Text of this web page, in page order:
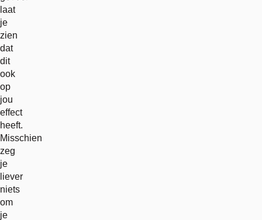
laat
je
zien
dat
dit
ook
op
jou
effect
heeft.
Misschien
zeg
je
liever
niets
om
je